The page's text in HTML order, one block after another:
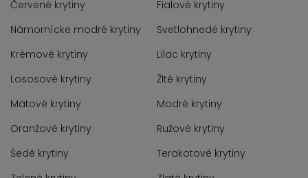
Červené krytiny
Fialové krytiny
Námornícke modré krytiny
Svetlohnedé krytiny
Krémové krytiny
Lilac krytiny
Lososové krytiny
Žlté krytiny
Mätové krytiny
Modré krytiny
Oranžové krytiny
Ružové krytiny
Šedé krytiny
Terakotové krytiny